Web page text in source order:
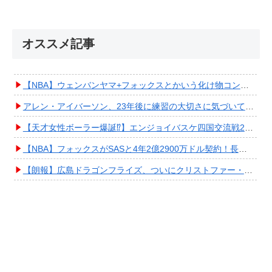
オススメ記事
【NBA】ウェンバンヤマ+フォックスとかいう化け物コンビが爆誕してしまうwwwwwwwwww
アレン・アイバーソン、23年後に練習の大切さに気づいてしまうwwwwwwwwwwww
【天才女性ボーラー爆誕⁉︎】エンジョイバスケ四国交流戦2025 in 香川③ #エアボーズ #427
【NBA】フォックスがSASと4年2億2900万ドル契約！長期確保しPO進出へ期待高まる
【朗報】広島ドラゴンフライズ、ついにクリストファー・スミス獲得キタ━━━━(ﾟ∀ﾟ)━━━━!!